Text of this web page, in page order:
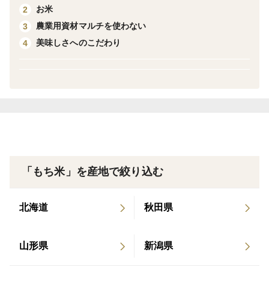
まで化学肥料や動物性堆肥（植物の枯れ草以外）は、
人力で行っており除草剤や殺虫剤・防虫剤も一切使用し
＜産地の特徴＞
2
お米
3
農業用資材マルチを使わない
4
美味しさへのこだわり
「もち米」を産地で絞り込む
北海道 秋田県
山形県 新潟県